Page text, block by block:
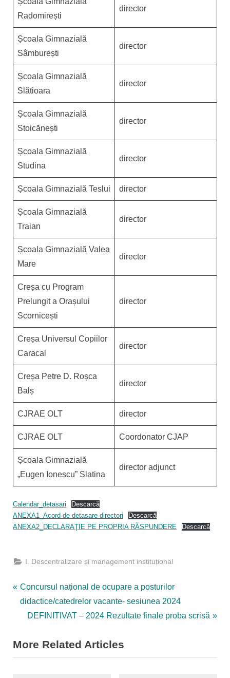
Radomirești
director
Școala Gimnazială
Sâmburești
director
Școala Gimnazială
Slătioara
director
Școala Gimnazială
Stoicănești
director
Școala Gimnazială
Studina
director
Școala Gimnazială Teslui director
Școala Gimnazială
Traian
director
Școala Gimnazială Valea
Mare
director
Creșa cu Program
Prelungit a Orașului
Scornicești
director
Creșa Universul Copiilor
Caracal
director
Creșa Petre D. Roșca
Balș
director
CJRAE OLT director
CJRAE OLT Coordonator CJAP
Școala Gimnazială
„Eugen Ionescu” Slatina
director adjunct
Calendar_detasari
Descarcă
ANEXA1_Acord de detasare directori
Descarcă
ANEXA2_DECLARAŢIE PE PROPRIA RĂSPUNDERE
Descarcă
I. Descentralizare și management instituțional
Navigare
P
r
i
o
Concursul național de ocupare a posturilor
didactice/catedrelor vacante- sesiunea 2024
N
x
t
DEFINITIVAT – 2024 Rezultate finale proba scrisă
More Related Articles